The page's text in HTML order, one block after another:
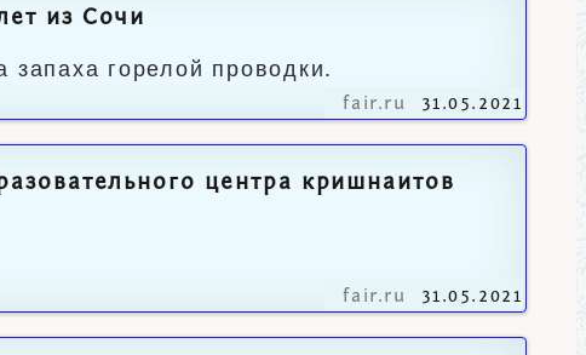
из Сочи
горелой проводки.
fair.ru 31.05.2021
центра кришнаитов
fair.ru 31.05.2021